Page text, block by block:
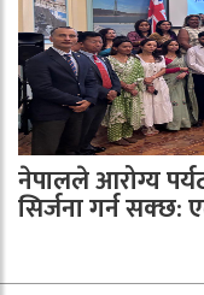
नेपालले आरोग्य
सिर्जना गर्न सक्छ: